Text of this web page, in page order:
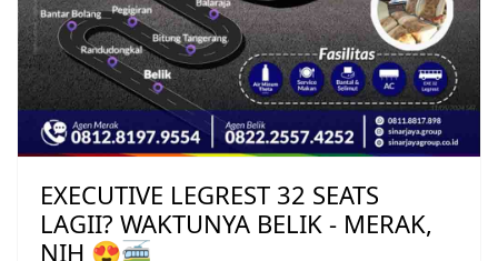
EXECUTIVE LEGREST 32 SEATS
LAGII? WAKTUNYA BELIK - MERAK,
NIH 😍🚎